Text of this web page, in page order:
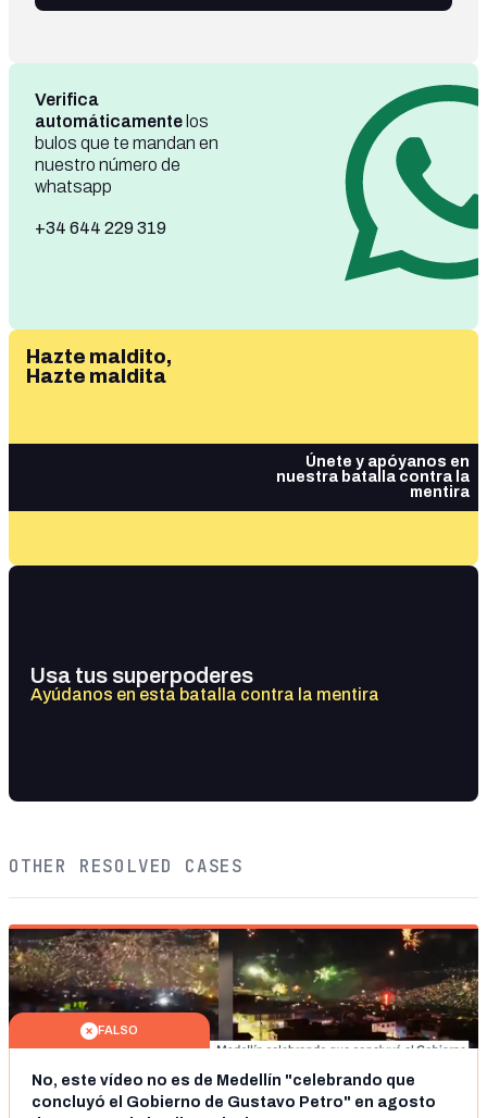
Verifica
automáticamente los
bulos que te mandan en
nuestro número de
whatsapp
+34 644 229 319
Hazte maldito,
Hazte maldita
Únete y apóyanos en
nuestra batalla contra la
mentira
Usa tus superpoderes
Ayúdanos en esta batalla contra la mentira
OTHER RESOLVED CASES
FALSO
No, este vídeo no es de Medellín "celebrando que
concluyó el Gobierno de Gustavo Petro" en agosto